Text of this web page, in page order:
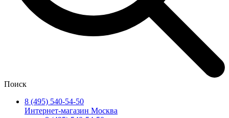
Поиск
8 (495) 540-54-50
Интернет-магазин Москва